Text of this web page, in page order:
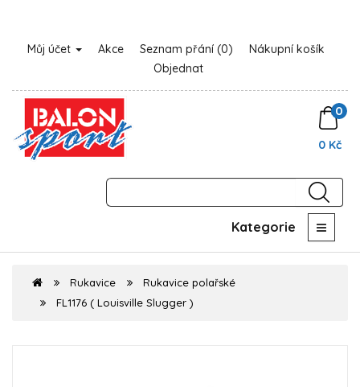
Můj účet Akce Seznam přání (0)
Nákupní košík
Objednat
0
0 Kč
Kategorie
Rukavice
Rukavice polařské
FL1176 ( Louisville Slugger )